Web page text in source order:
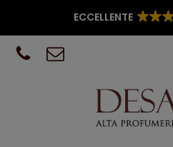
ECCELLENTE